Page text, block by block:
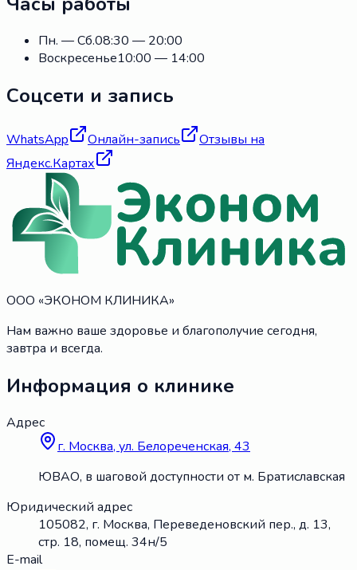
Пн. — Сб.08:30 — 20:00
Воскресенье10:00 — 14:00
Соцсети и запись
WhatsApp Онлайн-запись
Отзывы на
Яндекс.Картах
ООО «ЭКОНОМ КЛИНИКА»
Нам важно ваше здоровье и благополучие сегодня,
завтра и всегда.
Информация о клинике
Адрес
г. Москва, ул. Белореченская, 43
ЮВАО, в шаговой доступности от м. Братиславская
Юридический адрес
105082, г. Москва, Переведеновский пер., д. 13,
стр. 18, помещ. 34н/5
E-mail